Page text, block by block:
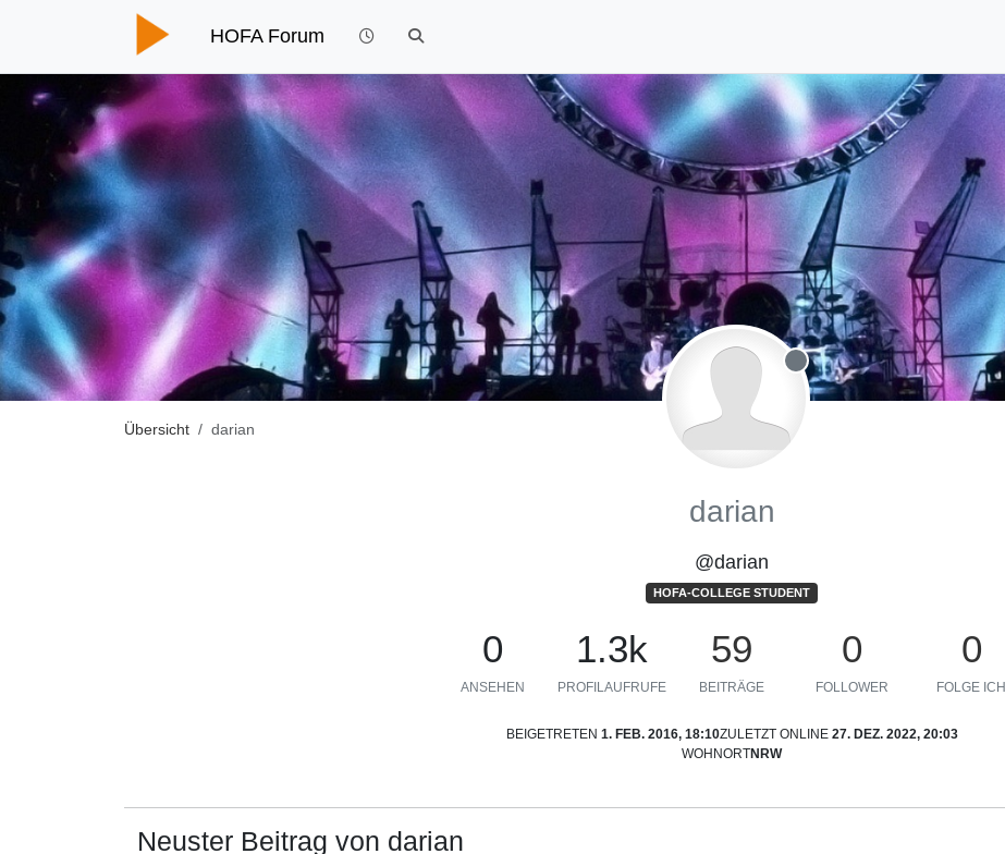
HOFA Forum
Übersicht darian
Offline
darian
@darian
HOFA-COLLEGE STUDENT
0
ANSEHEN
1.3k
PROFILAUFRUFE
59
BEITRÄGE
0
FOLLOWER
0
FOLGE ICH
BEIGETRETEN 1. FEB. 2016, 18:10ZULETZT ONLINE 27. DEZ. 2022, 20:03
WOHNORTNRW
Neuster Beitrag von darian